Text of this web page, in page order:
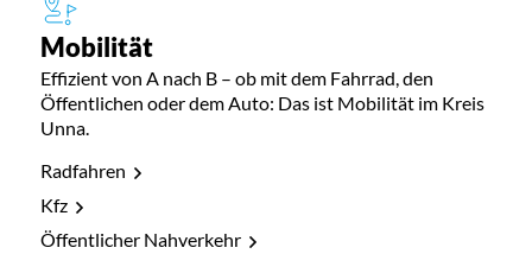
Mobilität
Effizient von A nach B – ob mit dem Fahrrad, den
Öffentlichen oder dem Auto: Das ist Mobilität im Kreis
Unna.
Radfahren
Kfz
Öffentlicher Nahverkehr